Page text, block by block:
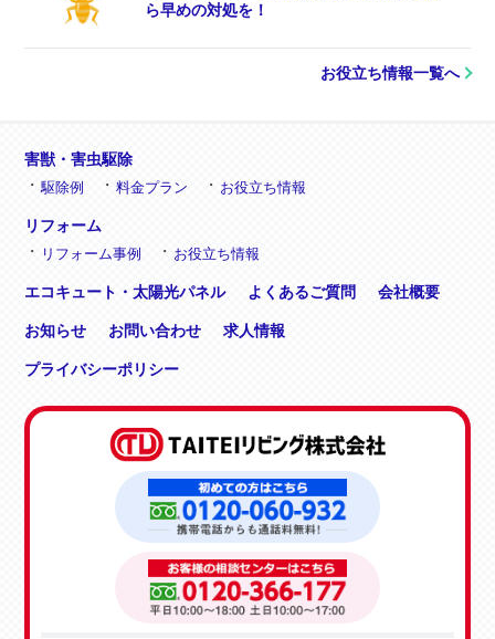
ら早めの対処を！
お役立ち情報一覧へ
害獣・害虫駆除
駆除例 料金プラン お役立ち情報
リフォーム
リフォーム事例 お役立ち情報
エコキュート・太陽光パネル よくあるご質問 会社概要
お知らせ お問い合わせ 求人情報
プライバシーポリシー